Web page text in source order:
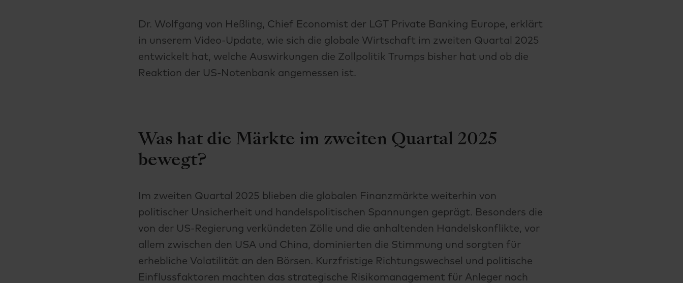
Dr. Wolfgang von Heßling, Chief Economist der LGT Private Banking Europe, erklärt
in unserem Video-Update, wie sich die globale Wirtschaft im zweiten Quartal 2025
entwickelt hat, welche Auswirkungen die Zollpolitik Trumps bisher hat und ob die
Reaktion der US-Notenbank angemessen ist.
Was hat die Märkte im zweiten Quartal 2025
bewegt?
Im zweiten Quartal 2025 blieben die globalen Finanzmärkte weiterhin von
politischer Unsicherheit und handelspolitischen Spannungen geprägt. Besonders die
von der US-Regierung verkündeten Zölle und die anhaltenden Handelskonflikte, vor
allem zwischen den USA und China, dominierten die Stimmung und sorgten für
erhebliche Volatilität an den Börsen. Kurzfristige Richtungswechsel und politische
Einflussfaktoren machten das strategische Risikomanagement für Anleger noch